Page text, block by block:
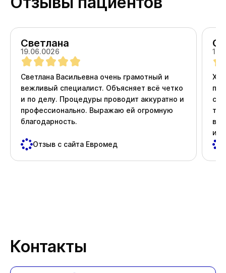
Светлана
19.06.0026
Светлана Васильевна очень грамотный и
вежливый специалист. Объясняет всё четко
и по делу. Процедуры проводит аккуратно и
профессионально. Выражаю ей огромную
благодарность.
Отзыв с сайта Евромед
и
Контакты